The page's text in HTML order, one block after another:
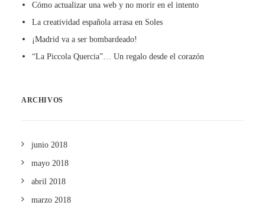
Cómo actualizar una web y no morir en el intento
La creatividad española arrasa en Soles
¡Madrid va a ser bombardeado!
“La Piccola Quercia”… Un regalo desde el corazón
ARCHIVOS
junio 2018
mayo 2018
abril 2018
marzo 2018